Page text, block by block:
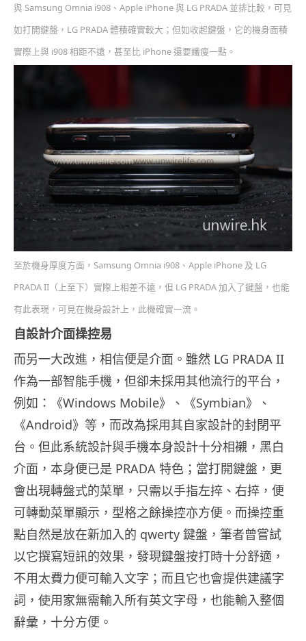
與 Samsung Omnia i908、Apple iPhone 與 LG PRADA 並排比較，可見
如打開鍵盤，LG PRADA 體積確實較大；但如收起鍵盤，它的機身面積
實際上與 i908 相距不遠，甚至比 iPhone 還要纖瘦一點。
至於機身厚度方面，Samsung Omnia i908、Apple iPhone 及 LG
PRADA II（上至下）實際上相差不遠，但 LG PRADA 加入了鍵盤，也能
有此表現，可見在機身設計上，此機確實一流。
自設計介面操控易
而另一大改進，相信便是介面。雖然 LG PRADA II
作為一部智能手機，但卻未採用其他流行的平台，
例如：《Windows Mobile》、《Symbian》、
《Android》等，而改為採用其自家設計的封閉平
台。但此系統設計與手機本身設計十分相襯，黑白
介面，本身便已是 PRADA 特色；當打開鍵盤，更
會出現轉盤式的菜單，只需以手指左捽、右捽，便
可轉動菜單顯示，型格之餘操控亦方便。而操控重
點自然是放在新加入的 qwerty 鍵盤，筆者曾嘗試
以它撰寫短訊的效果，發現鍵盤按打時十分舒適，
不用太費力便可輸入文字；而且它也會提供建議字
詞，使用家無需輸入所有英文字母，也能輸入整個
辭彙，十分方便。